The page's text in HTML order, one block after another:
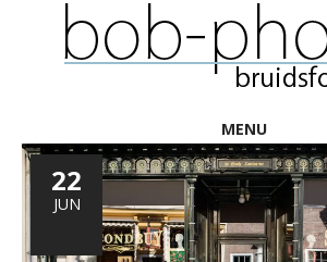
MENU
22
JUN